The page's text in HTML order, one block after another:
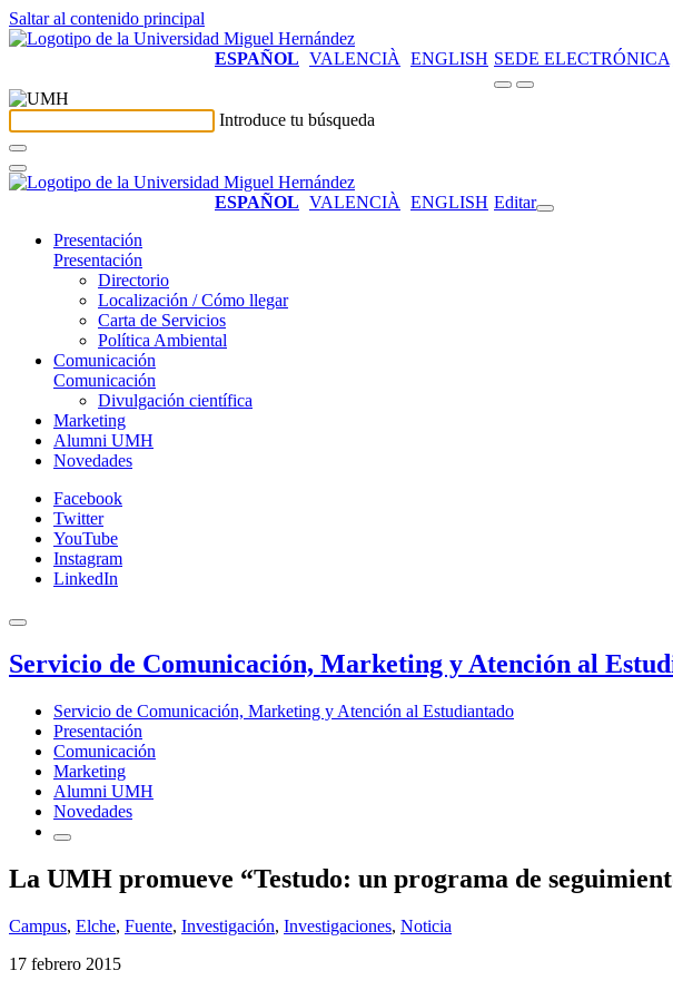
Saltar al contenido principal
ESPAÑOL VALENCIÀ ENGLISH SEDE ELECTRÓNICA
Introduce tu búsqueda
ESPAÑOL VALENCIÀ ENGLISH Editar
Presentación
Presentación
Directorio
Localización / Cómo llegar
Carta de Servicios
Política Ambiental
Comunicación
Comunicación
Divulgación científica
Marketing
Alumni UMH
Novedades
Facebook
Twitter
YouTube
Instagram
LinkedIn
Servicio de Comunicación, Marketing y Atención al
Servicio de Comunicación, Marketing y Atención al Estudiantado
Presentación
Comunicación
Marketing
Alumni UMH
Novedades
La UMH promueve “Testudo: un programa de
Campus, Elche, Fuente, Investigación, Investigaciones, Noticia
17 febrero 2015